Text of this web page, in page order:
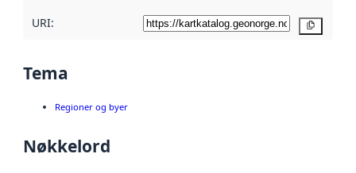
URI:
Tema
Regioner og byer
Nøkkelord